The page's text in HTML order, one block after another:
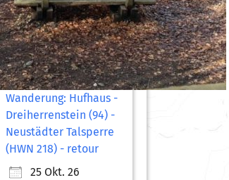
Wanderung: Hufhaus -
Dreiherrenstein (94) -
Neustädter Talsperre
(HWN 218) - retour
25 Okt. 26